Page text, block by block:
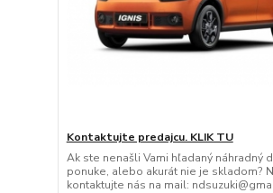
Kontaktujte predajcu. KLIK TU
Ak ste nenašli Vami hľadaný náhradný
ponuke, alebo akurát nie je skladom?
kontaktujte nás na mail: